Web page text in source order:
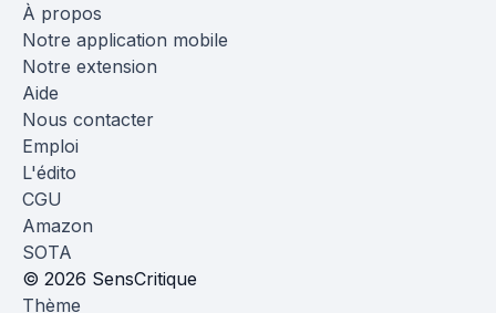
À propos
Notre application mobile
Notre extension
Aide
Nous contacter
Emploi
L'édito
CGU
Amazon
SOTA
© 2026 SensCritique
Thème